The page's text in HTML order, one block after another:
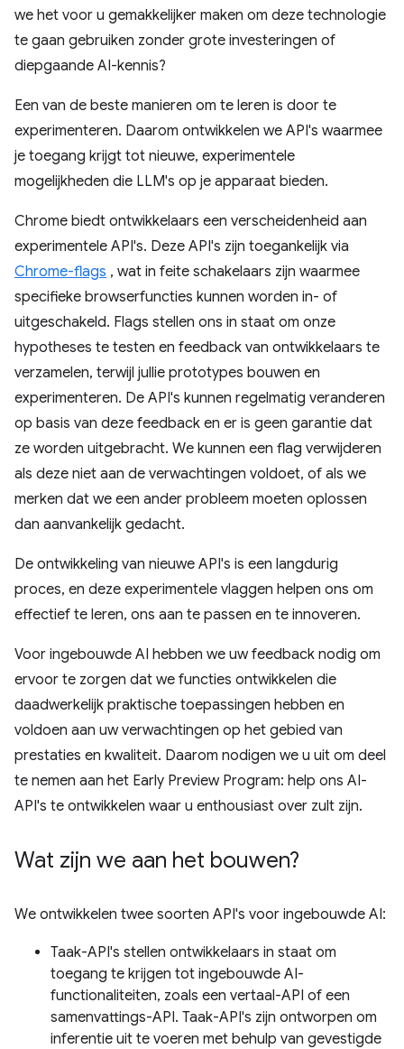
we het voor u gemakkelijker maken om deze technologie
te gaan gebruiken zonder grote investeringen of
diepgaande AI-kennis?
Een van de beste manieren om te leren is door te
experimenteren. Daarom ontwikkelen we API's waarmee
je toegang krijgt tot nieuwe, experimentele
mogelijkheden die LLM's op je apparaat bieden.
Chrome biedt ontwikkelaars een verscheidenheid aan
experimentele API's. Deze API's zijn toegankelijk via
Chrome-flags , wat in feite schakelaars zijn waarmee
specifieke browserfuncties kunnen worden in- of
uitgeschakeld. Flags stellen ons in staat om onze
hypotheses te testen en feedback van ontwikkelaars te
verzamelen, terwijl jullie prototypes bouwen en
experimenteren. De API's kunnen regelmatig veranderen
op basis van deze feedback en er is geen garantie dat
ze worden uitgebracht. We kunnen een flag verwijderen
als deze niet aan de verwachtingen voldoet, of als we
merken dat we een ander probleem moeten oplossen
dan aanvankelijk gedacht.
De ontwikkeling van nieuwe API's is een langdurig
proces, en deze experimentele vlaggen helpen ons om
effectief te leren, ons aan te passen en te innoveren.
Voor ingebouwde AI hebben we uw feedback nodig om
ervoor te zorgen dat we functies ontwikkelen die
daadwerkelijk praktische toepassingen hebben en
voldoen aan uw verwachtingen op het gebied van
prestaties en kwaliteit. Daarom nodigen we u uit om deel
te nemen aan het Early Preview Program: help ons AI-
API's te ontwikkelen waar u enthousiast over zult zijn.
Wat zijn we aan het bouwen?
We ontwikkelen twee soorten API's voor ingebouwde AI:
Taak-API's stellen ontwikkelaars in staat om
toegang te krijgen tot ingebouwde AI-
functionaliteiten, zoals een vertaal-API of een
samenvattings-API. Taak-API's zijn ontworpen om
inferentie uit te voeren met behulp van gevestigde